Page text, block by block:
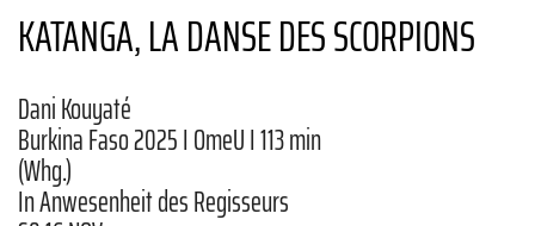
KATANGA, LA DANSE DES SCORPIONS
Dani Kouyaté
Burkina Faso 2025 I OmeU I 113 min
(Whg.)
In Anwesenheit des Regisseurs